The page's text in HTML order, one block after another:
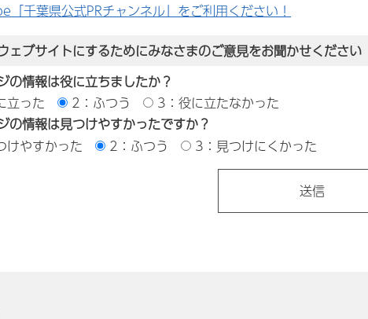
「千葉県公式PRチャンネル」をご利用ください！
ェブサイトにするためにみなさまのご意見をお聞かせください
の情報は役に立ちましたか？
立った
2：ふつう
3：役に立たなかった
の情報は見つけやすかったですか？
けやすかった
2：ふつう 3：見つけにくかった